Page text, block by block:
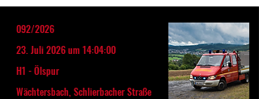
092/2026
23. Juli 2026 um 14:04:00
H1 - Ölspur
Wächtersbach, Schlierbacher Straße